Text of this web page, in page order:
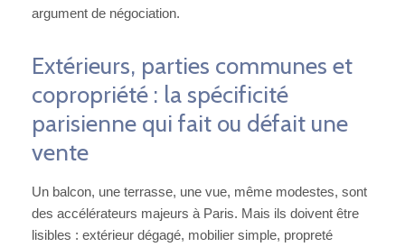
argument de négociation.
Extérieurs, parties communes et
copropriété : la spécificité
parisienne qui fait ou défait une
vente
Un balcon, une terrasse, une vue, même modestes, sont
des accélérateurs majeurs à Paris. Mais ils doivent être
lisibles : extérieur dégagé, mobilier simple, propreté